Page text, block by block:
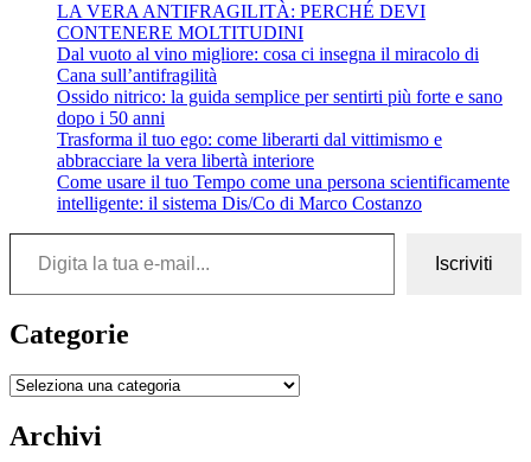
LA VERA ANTIFRAGILITÀ: PERCHÉ DEVI
CONTENERE MOLTITUDINI
Dal vuoto al vino migliore: cosa ci insegna il miracolo di
Cana sull’antifragilità
Ossido nitrico: la guida semplice per sentirti più forte e sano
dopo i 50 anni
Trasforma il tuo ego: come liberarti dal vittimismo e
abbracciare la vera libertà interiore
Come usare il tuo Tempo come una persona scientificamente
intelligente: il sistema Dis/Co di Marco Costanzo
Digita la tua e-mail...
Iscriviti
Categorie
Categorie
Archivi